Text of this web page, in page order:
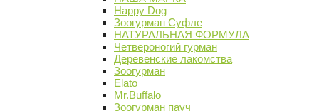
Happy Dog
Зоогурман Суфле
НАТУРАЛЬНАЯ ФОРМУЛА
Четвероногий гурман
Деревенские лакомства
Зоогурман
Elato
Mr.Buffalo
Зоогурман пауч